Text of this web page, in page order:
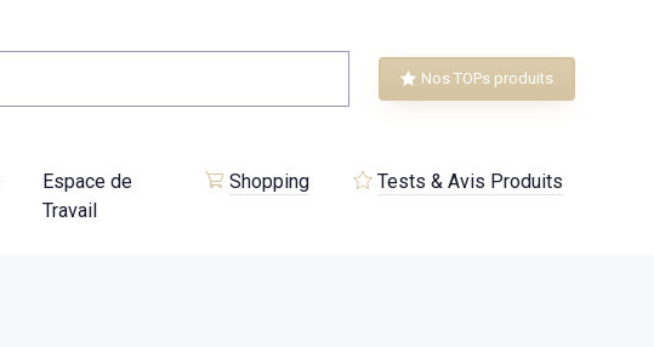
Nos TOPs produits
Espace de
Travail
Shopping Tests & Avis Produits